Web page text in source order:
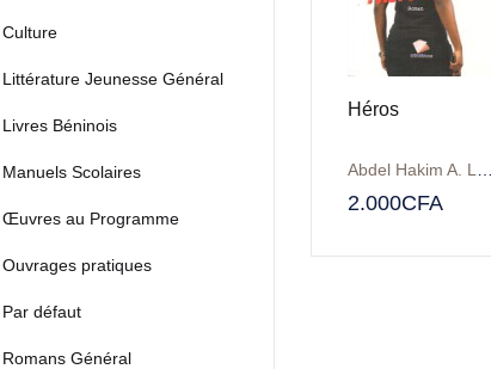
Héros
Abdel Hakim A. LALEYE
2.000CFA
Culture
Littérature Jeunesse Général
Livres Béninois
Manuels Scolaires
Œuvres au Programme
Ouvrages pratiques
Par défaut
Romans Général